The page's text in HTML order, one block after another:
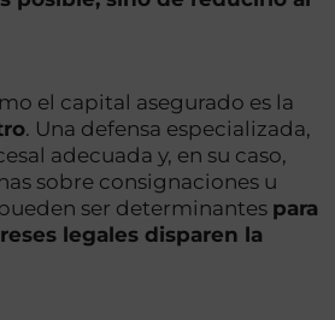
el capital asegurado es la
. Una defensa especializada,
adecuada y, en su caso,
sobre consignaciones u
ser determinantes para
legales disparen la